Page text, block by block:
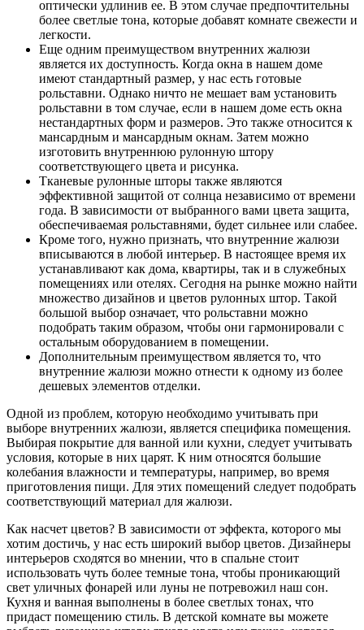
оптически удлинив ее. В этом случае предпочтительны
более светлые тона, которые добавят комнате свежести и
легкости.
Еще одним преимуществом внутренних жалюзи
является их доступность. Когда окна в нашем доме
имеют стандартный размер, у нас есть готовые
рольставни. Однако ничто не мешает вам установить
рольставни в том случае, если в нашем доме есть окна
нестандартных форм и размеров. Это также относится к
мансардным и мансардным окнам. Затем можно
изготовить внутреннюю рулонную штору
соответствующего цвета и рисунка.
Тканевые рулонные шторы также являются
эффективной защитой от солнца независимо от времени
года. В зависимости от выбранного вами цвета защита,
обеспечиваемая рольставнями, будет сильнее или слабее.
Кроме того, нужно признать, что внутренние жалюзи
вписываются в любой интерьер. В настоящее время их
устанавливают как дома, квартиры, так и в служебных
помещениях или отелях. Сегодня на рынке можно найти
множество дизайнов и цветов рулонных штор. Такой
большой выбор означает, что рольставни можно
подобрать таким образом, чтобы они гармонировали с
остальным оборудованием в помещении.
Дополнительным преимуществом является то, что
внутренние жалюзи можно отнести к одному из более
дешевых элементов отделки.
Одной из проблем, которую необходимо учитывать при
выборе внутренних жалюзи, является специфика помещения.
Выбирая покрытие для ванной или кухни, следует учитывать
условия, которые в них царят. К ним относятся большие
колебания влажности и температуры, например, во время
приготовления пищи. Для этих помещений следует подобрать
соответствующий материал для жалюзи.
Как насчет цветов? В зависимости от эффекта, которого мы
хотим достичь, у нас есть широкий выбор цветов. Дизайнеры
интерьеров сходятся во мнении, что в спальне стоит
использовать чуть более темные тона, чтобы проникающий
свет уличных фонарей или луны не потревожил наш сон.
Кухня и ванная выполнены в более светлых тонах, что
придаст помещению стиль. В детской комнате вы можете